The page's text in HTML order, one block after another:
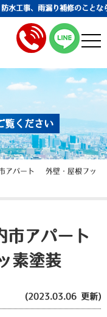
水工事、雨漏り補修のことな
覧ください
アパート 外壁・屋根フッ
市アパート
素塗装
(2023.03.06 更新)